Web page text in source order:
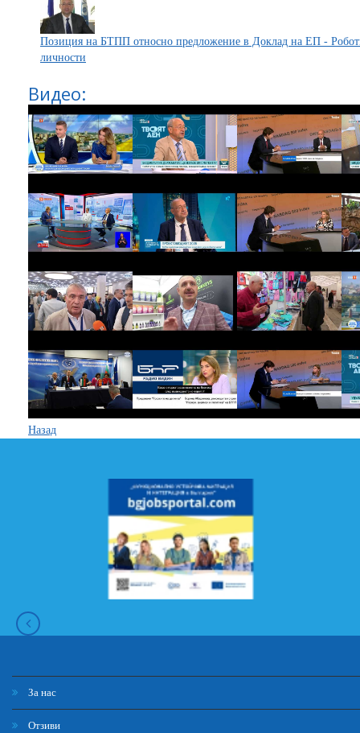
Позиция на БТПП относно предложение в Доклад на ЕП -
личности
Видео:
Назад
За нас
Отзиви